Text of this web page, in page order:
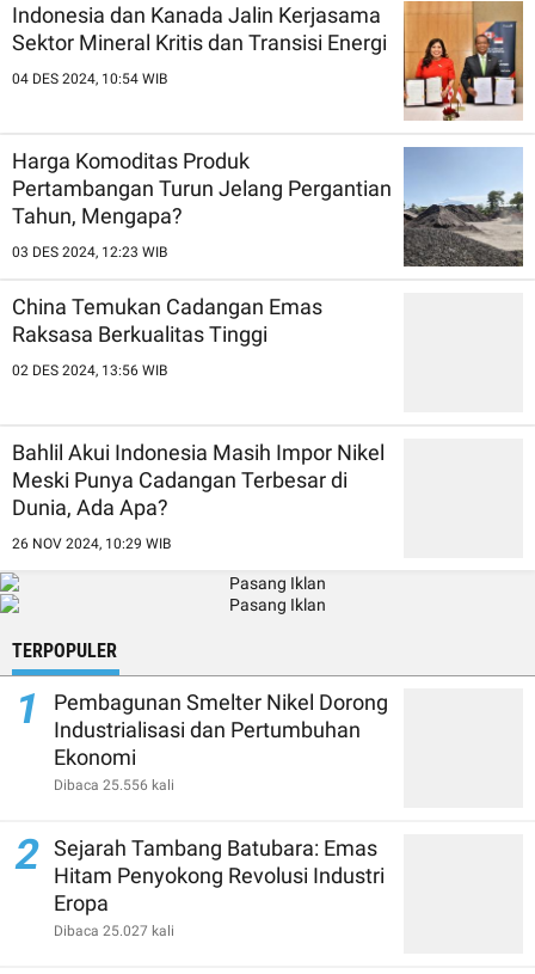
Indonesia dan Kanada Jalin Kerjasama
Sektor Mineral Kritis dan Transisi Energi
04 DES 2024, 10:54 WIB
Harga Komoditas Produk
Pertambangan Turun Jelang Pergantian
Tahun, Mengapa?
03 DES 2024, 12:23 WIB
China Temukan Cadangan Emas
Raksasa Berkualitas Tinggi
02 DES 2024, 13:56 WIB
Bahlil Akui Indonesia Masih Impor Nikel
Meski Punya Cadangan Terbesar di
Dunia, Ada Apa?
26 NOV 2024, 10:29 WIB
TERPOPULER
1
Pembagunan Smelter Nikel Dorong
Industrialisasi dan Pertumbuhan
Ekonomi
Dibaca 25.556 kali
2 Sejarah Tambang Batubara: Emas
Hitam Penyokong Revolusi Industri
Eropa
Dibaca 25.027 kali